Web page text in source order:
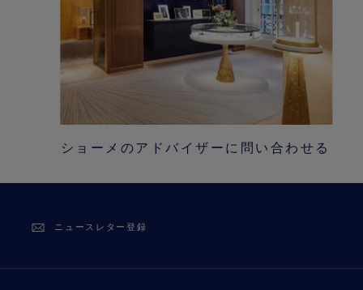
ショーメのアドバイザーに問い合わせる
ニュースレター登録